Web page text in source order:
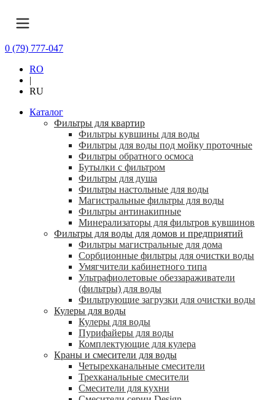
0 (79) 777-047
RO
|
RU
Каталог
Фильтры для квартир
Фильтры кувшины для воды
Фильтры для воды под мойку проточные
Фильтры обратного осмоса
Бутылки с фильтром
Фильтры для душа
Фильтры настольные для воды
Магистральные фильтры для воды
Фильтры антинакипные
Минерализаторы для фильтров кувшинов
Фильтры для воды для домов и предприятий
Фильтры магистральные для дома
Сорбционные фильтры для очистки воды
Умягчители кабинетного типа
Ультрафиолетовые обеззараживатели
(фильтры) для воды
Фильтрующие загрузки для очистки воды
Кулеры для воды
Кулеры для воды
Пурифайеры для воды
Комплектующие для кулера
Краны и смесители для воды
Четырехканальные смесители
Трехканальные смесители
Смесители для кухни